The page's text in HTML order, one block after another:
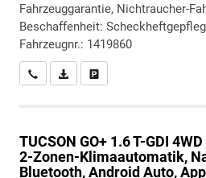
Fahrzeuggarantie, Nichtraucher-
Beschaffenheit:
Fahrzeugnr.: 1419860
Wir rufen Sie anPDF-Datei, Fahrzeugexposé
TUCSON GO+ 1.6 T-GDI
2-Zonen-Klimaautomatik,
Bluetooth, Android Auto,